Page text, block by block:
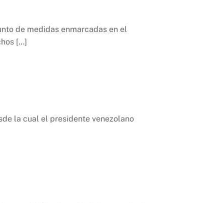
de medidas enmarcadas en el
[…]
la cual el presidente venezolano